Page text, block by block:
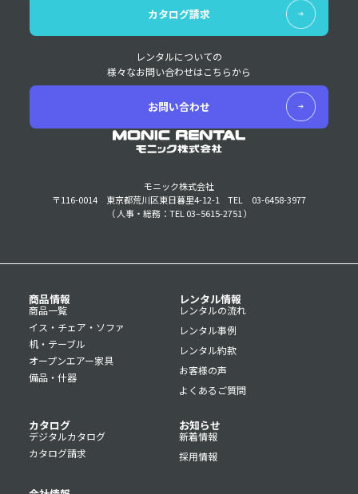
モニック株式会社
〒116-0014 東京都荒川区東日暮里4-12-1
TEL 03-6458-3977
（ 人事・総務：TEL 03–5615-2751 ）
カタログ請求
レンタルについての
様々なお問い合わせはこちらから
お問い合わせ
商品情報
商品一覧
イス・チェア・ソファ
机・テーブル
オープンエアー家具
備品・什器
レンタル情報
レンタルの流れ
レンタル事例
レンタル約款
お客様の声
よくあるご質問
カタログ
デジタルカタログ
カタログ請求
お知らせ
新着情報
採用情報